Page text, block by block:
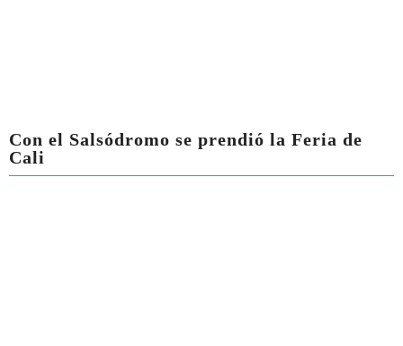
Con el Salsódromo se prendió la Feria de
Cali